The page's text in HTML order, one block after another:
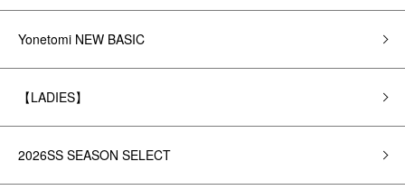
Yonetomi NEW BASIC
【LADIES】
2026SS SEASON SELECT